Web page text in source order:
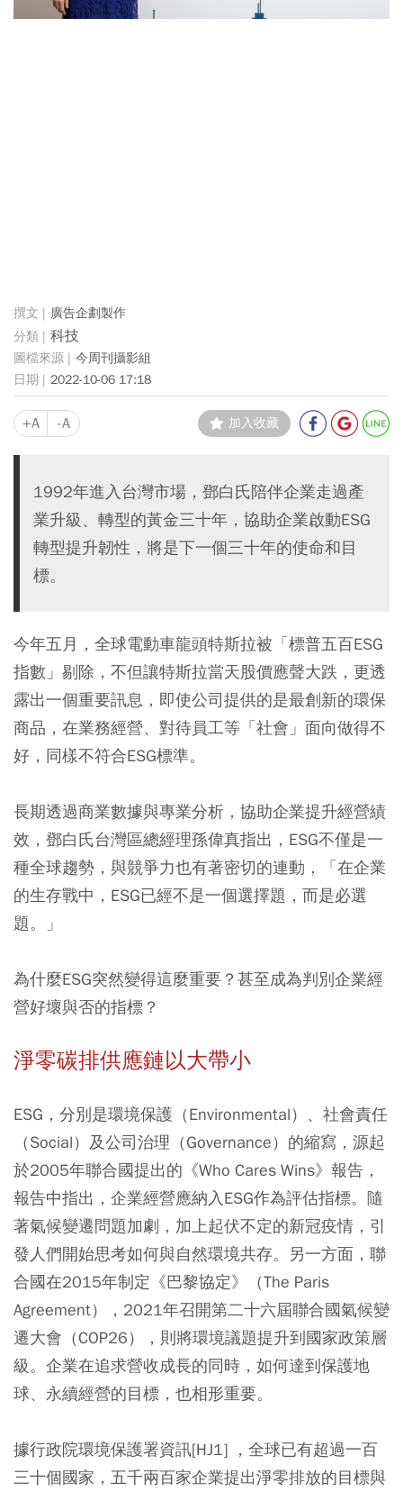
廣告企劃製作
科技
今周刊攝影組
2022-10-06 17:18
+A -A 加入收藏
1992年進入台灣市場，鄧白氏陪伴企業走過產
業升級、轉型的黃金三十年，協助企業啟動ESG
轉型提升韌性，將是下一個三十年的使命和目
標。
今年五月，全球電動車龍頭特斯拉被「標普五百ESG
指數」剔除，不但讓特斯拉當天股價應聲大跌，更透
露出一個重要訊息，即使公司提供的是最創新的環保
商品，在業務經營、對待員工等「社會」面向做得不
好，同樣不符合ESG標準。
長期透過商業數據與專業分析，協助企業提升經營績
效，鄧白氏台灣區總經理孫偉真指出，ESG不僅是一
種全球趨勢，與競爭力也有著密切的連動，「在企業
的生存戰中，ESG已經不是一個選擇題，而是必選
題。」
為什麼ESG突然變得這麼重要？甚至成為判別企業經
營好壞與否的指標？
淨零碳排供應鏈以大帶小
ESG，分別是環境保護（Environmental）、社會責任
（Social）及公司治理（Governance）的縮寫，源起
於2005年聯合國提出的《Who Cares Wins》報告，
報告中指出，企業經營應納入ESG作為評估指標。隨
著氣候變遷問題加劇，加上起伏不定的新冠疫情，引
發人們開始思考如何與自然環境共存。另一方面，聯
合國在2015年制定《巴黎協定》（The Paris
Agreement），2021年召開第二十六屆聯合國氣候變
遷大會（COP26），則將環境議題提升到國家政策層
級。企業在追求營收成長的同時，如何達到保護地
球、永續經營的目標，也相形重要。
據行政院環境保護署資訊[HJ1] ，全球已有超過一百
三十個國家，五千兩百家企業提出淨零排放的目標與